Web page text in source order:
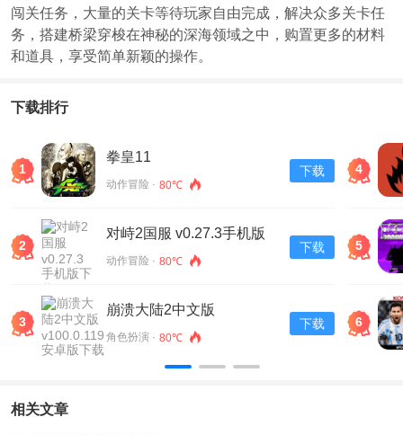
闯关任务，大量的关卡等待玩家自由完成，解决众多关卡任
务，搭建桥梁穿梭在神秘的深海领域之中，购置更多的材料
和道具，享受简单新颖的操作。
下载排行
1
拳皇11
动作冒险 · 80℃
下载
2
对峙2国服 v0.27.3手机版
动作冒险 · 80℃
下载
3
崩溃大陆2中文版
v100.0.119安卓版下载
角色扮演 · 80℃
下载
4
5
6
相关文章